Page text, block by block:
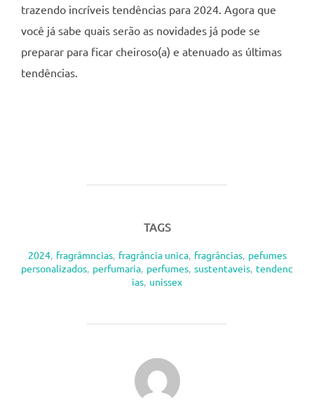
trazendo incríveis tendências para 2024. Agora que
você já sabe quais serão as novidades já pode se
preparar para ficar cheiroso(a) e atenuado as últimas
tendências.
TAGS
2024, fragrâmncias, fragrância unica, fragrâncias, pefumes
personalizados, perfumaria, perfumes, sustentaveis, tendenc
ias, unissex
AUTOR DO POST